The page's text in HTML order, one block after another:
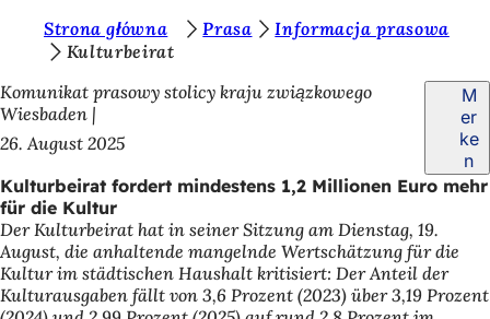
Inhalt anspringen
e
b
f
i
n
d
Strona główna Prasa
Informacja prasowa
Kulturbeirat
Komunikat prasowy stolicy kraju związkowego
Wiesbaden
26. August 2025
M
er
ke
n
Kulturbeirat fordert mindestens 1,2 Millionen Euro mehr
für die Kultur
Der Kulturbeirat hat in seiner Sitzung am Dienstag, 19.
August, die anhaltende mangelnde Wertschätzung für die
Kultur im städtischen Haushalt kritisiert: Der Anteil der
Kulturausgaben fällt von 3,6 Prozent (2023) über 3,19 Prozent